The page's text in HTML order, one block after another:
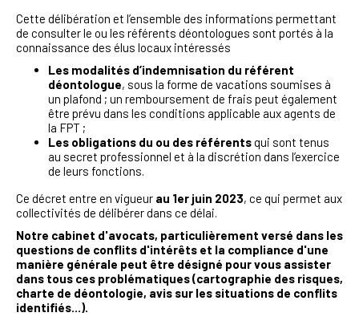
Cette délibération et l’ensemble des informations permettant
de consulter le ou les référents déontologues sont portés à la
connaissance des élus locaux intéressés
Les modalités d’indemnisation du référent
déontologue, sous la forme de vacations soumises à
un plafond ; un remboursement de frais peut également
être prévu dans les conditions applicable aux agents de
la FPT ;
Les obligations du ou des référentsqui sont tenus
au secret professionnel et à la discrétion dans l’exercice
de leurs fonctions.
Ce décret entre en vigueur au 1er juin 2023, ce qui permet aux
collectivités de délibérer dans ce délai.
Notre cabinet d'avocats, particulièrement versé dans les
questions de conflits d'intérêts et la compliance d'une
manière générale peut être désigné pour vous assister
dans tous ces problématiques (cartographie des risques,
charte de déontologie, avis sur les situations de conflits
identifiés...).